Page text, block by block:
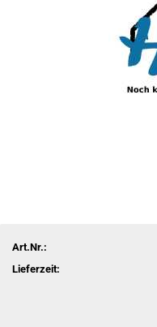
Art.Nr.:
Lieferzeit: